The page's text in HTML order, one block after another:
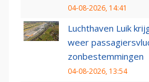
04-08-2026, 14:41
Luchthaven Luik
weer
zonbestemmingen
04-08-2026, 13:54